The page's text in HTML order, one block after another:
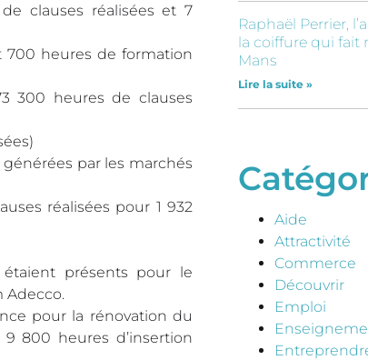
de clauses réalisées et 7
700 heures de formation
300 heures de clauses
générées par les marchés
réalisées pour 1 932
présents pour le
Adecco.
pour la rénovation du
800 heures d’insertion
Raphaël Perrier,
la coiffure qui fait
Mans
Lire la suite »
Aide
Attractivité
Commerce
Découvrir
Emploi